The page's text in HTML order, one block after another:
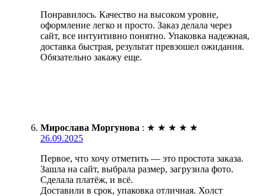
Понравилось. Качество на высоком уровне,
оформление легко и просто. Заказ делала через
сайт, все интуитивно понятно. Упаковка надежная,
доставка быстрая, результат превзошел ожидания.
Обязательно закажу еще.
Мирослава Моргунова : ★ ★ ★ ★ ★
26.09.2025
Первое, что хочу отметить — это простота заказа.
Зашла на сайт, выбрала размер, загрузила фото.
Сделала платёж, и всё.
Доставили в срок, упаковка отличная. Холст